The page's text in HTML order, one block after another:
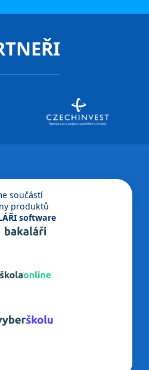
součástí
produktů
software